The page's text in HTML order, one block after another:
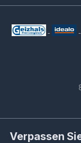
Verpassen